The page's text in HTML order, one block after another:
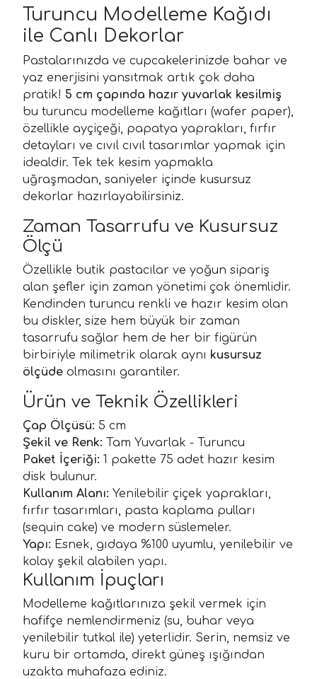
Turuncu Modelleme Kağıdı
ile Canlı Dekorlar
Pastalarınızda ve cupcakelerinizde bahar ve
yaz enerjisini yansıtmak artık çok daha
pratik! 5 cm çapında hazır yuvarlak kesilmiş
bu turuncu modelleme kağıtları (wafer paper),
özellikle ayçiçeği, papatya yaprakları, fırfır
detayları ve cıvıl cıvıl tasarımlar yapmak için
idealdir. Tek tek kesim yapmakla
uğraşmadan, saniyeler içinde kusursuz
dekorlar hazırlayabilirsiniz.
Zaman Tasarrufu ve Kusursuz
Ölçü
Özellikle butik pastacılar ve yoğun sipariş
alan şefler için zaman yönetimi çok önemlidir.
Kendinden turuncu renkli ve hazır kesim olan
bu diskler, size hem büyük bir zaman
tasarrufu sağlar hem de her bir figürün
birbiriyle milimetrik olarak aynı kusursuz
ölçüde olmasını garantiler.
Ürün ve Teknik Özellikleri
Çap Ölçüsü: 5 cm
Şekil ve Renk: Tam Yuvarlak - Turuncu
Paket İçeriği: 1 pakette 75 adet hazır kesim
disk bulunur.
Kullanım Alanı: Yenilebilir çiçek yaprakları,
fırfır tasarımları, pasta kaplama pulları
(sequin cake) ve modern süslemeler.
Yapı: Esnek, gıdaya %100 uyumlu, yenilebilir ve
kolay şekil alabilen yapı.
Kullanım İpuçları
Modelleme kağıtlarınıza şekil vermek için
hafifçe nemlendirmeniz (su, buhar veya
yenilebilir tutkal ile) yeterlidir. Serin, nemsiz ve
kuru bir ortamda, direkt güneş ışığından
uzakta muhafaza ediniz.